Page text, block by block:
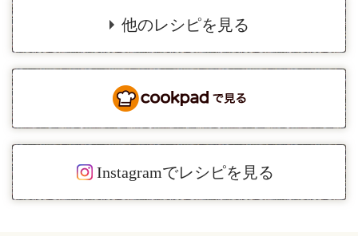
他のレシピを見る
Instagramでレシピを見る